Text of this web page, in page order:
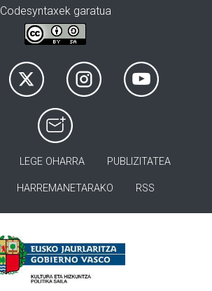
Codesyntaxek garatua
LEGE OHARRA PUBLIZITATEA
HARREMANETARAKO RSS